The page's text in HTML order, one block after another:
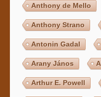
Anthony de Mello
Anthony Strano
Antonin Gadal
Arany János
Arthur E. Powell